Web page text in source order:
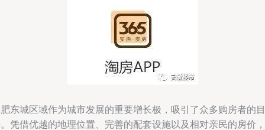
东城区域作为城市发展的重要增长极，吸引了众多购房者的目
凭借优越的地理位置、完善的配套设施以及相对亲民的房价，